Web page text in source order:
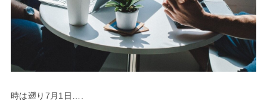
時は遡り7月1日….